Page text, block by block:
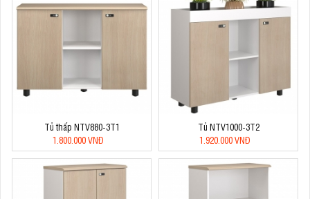
Tủ thấp NTV880-3T1
1.800.000 VNĐ
Tủ NTV1000-3T2
1.920.000 VNĐ